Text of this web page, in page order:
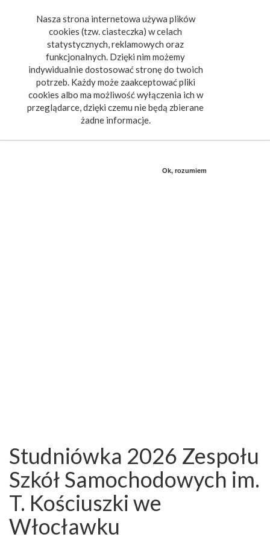
Nasza strona internetowa używa plików
cookies (tzw. ciasteczka) w celach
statystycznych, reklamowych oraz
funkcjonalnych. Dzięki nim możemy
indywidualnie dostosować stronę do twoich
potrzeb. Każdy może zaakceptować pliki
cookies albo ma możliwość wyłączenia ich w
przeglądarce, dzięki czemu nie będą zbierane
żadne informacje.
Ok, rozumiem
Studniówka 2026 Zespołu
Szkół Samochodowych im.
T. Kościuszki we
Włocławku